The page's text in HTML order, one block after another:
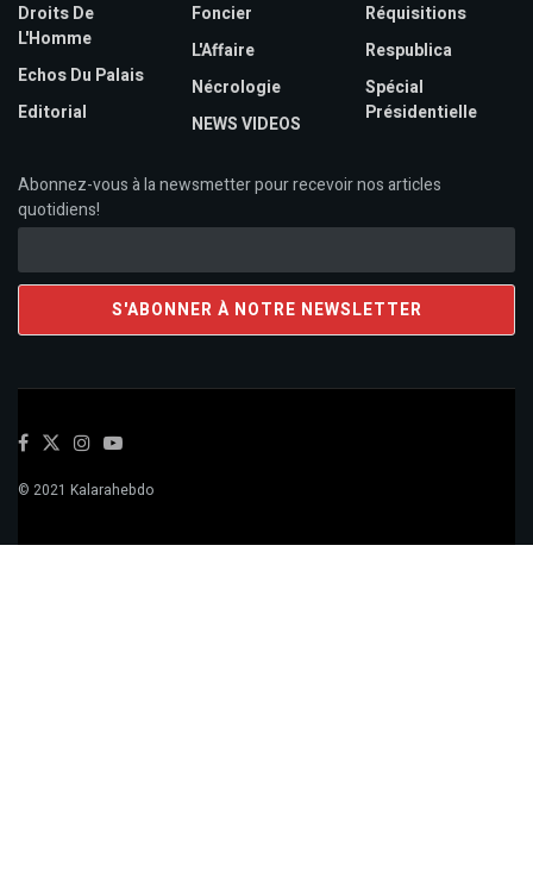
Droits De
L'Homme
Echos Du Palais
Editorial
Foncier
L'Affaire
Nécrologie
NEWS VIDEOS
Réquisitions
Respublica
Spécial
Présidentielle
Abonnez-vous à la newsmetter pour recevoir nos articles
quotidiens!
© 2021 Kalarahebdo